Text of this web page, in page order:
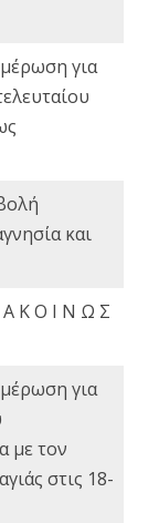
για
και
Κ Ο Ι Ν Ω Σ
για
με τον
στις 18-